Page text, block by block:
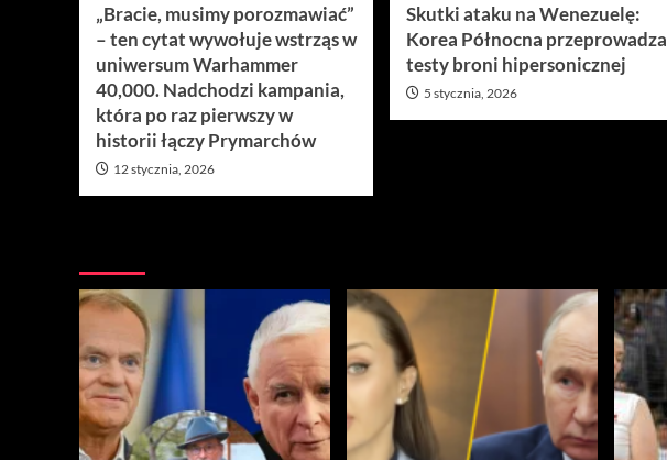
„Bracie, musimy porozmawiać”
– ten cytat wywołuje wstrząs w
uniwersum Warhammer
40,000. Nadchodzi kampania,
która po raz pierwszy w
historii łączy Prymarchów
12 stycznia, 2026
Skutki ataku na Wenezuelę:
Korea Północna przeprowadza
testy broni hipersonicznej
5 stycznia, 2026